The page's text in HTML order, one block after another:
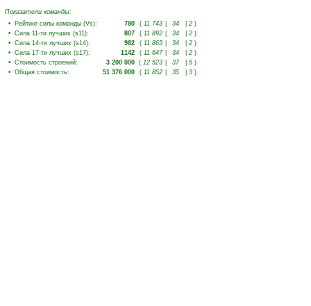
Показатели команды:
• Рейтинг силы команды (Vs): 780 ( 11 743 34 2 )
• Сила 11-ти лучших (s11): 807 ( 11 892 34 2 )
• Сила 14-ти лучших (s14): 982 ( 11 865 34 2 )
• Сила 17-ти лучших (s17): 1142 ( 11 647 34 2 )
• Стоимость строений: 3 200 000 ( 12 523 37 5 )
• Общая стоимость: 51 376 000 ( 11 852 35 3 )